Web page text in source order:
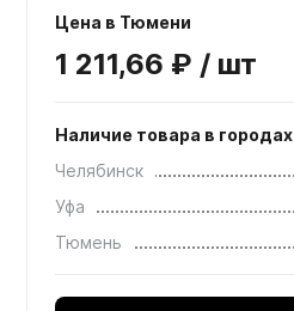
Цена в Тюмени
1 211,66 ₽ / шт
Наличие товара в городах
Челябинск
Уфа
Тюмень